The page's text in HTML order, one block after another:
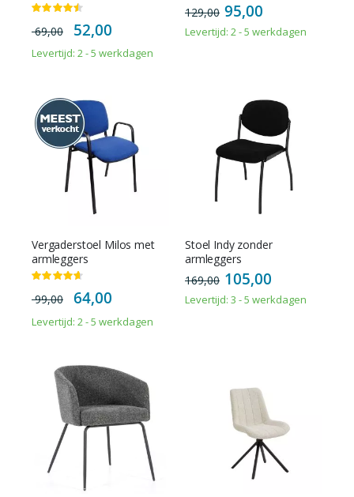
Waardering:
69,00
Special
Price
52,00
Levertijd: 2 - 5 werkdagen
129,00 95,00
Levertijd: 2 - 5 werkdagen
Vergaderstoel Milos met
armleggers
Waardering:
99,00
Special
Price
64,00
Levertijd: 2 - 5 werkdagen
Stoel Indy zonder
armleggers
169,00 105,00
Levertijd: 3 - 5 werkdagen